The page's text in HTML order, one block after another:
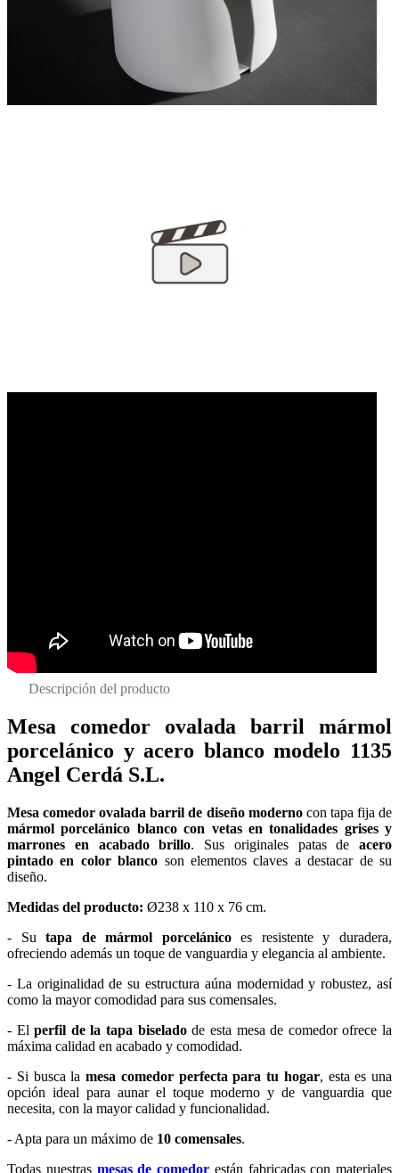
Descripción del producto
Mesa comedor ovalada barril mármol
porcelánico y acero blanco modelo 1135
Angel Cerdá S.L.
Mesa comedor ovalada barril de diseño modernocon tapa fija de
mármol porcelánico blanco con vetas en tonalidades grises y
marrones en acabado brillo. Sus originales patas de acero
pintado en color blanco son elementos claves a destacar de su
diseño.
Medidas del producto: Ø238 x 110 x 76 cm.
- Sutapa de mármol porcelánicoes resistente y duradera,
ofreciendo además un toque de vanguardia y elegancia al ambiente.
- La originalidad de su estructura aúna modernidad y robustez, así
como la mayor comodidad para sus comensales.
- Elperfil de la tapa biseladode esta mesa de comedor ofrece la
máxima calidad en acabado y comodidad.
- Si busca la mesa comedor perfecta para tu hogar, esta es una
opción ideal para aunar el toque moderno y de vanguardia que
necesita, con la mayor calidad y funcionalidad.
- Apta para un máximo de 10 comensales.
Todas nuestras mesas de comedor están fabricadas con materiales